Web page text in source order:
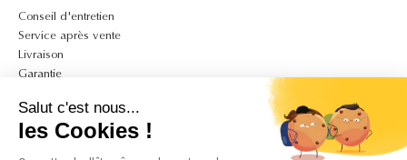
Salut c'est nous...
les Cookies !
Conseil d'entretien
Service après vente
Livraison
Garantie
A PROPOS